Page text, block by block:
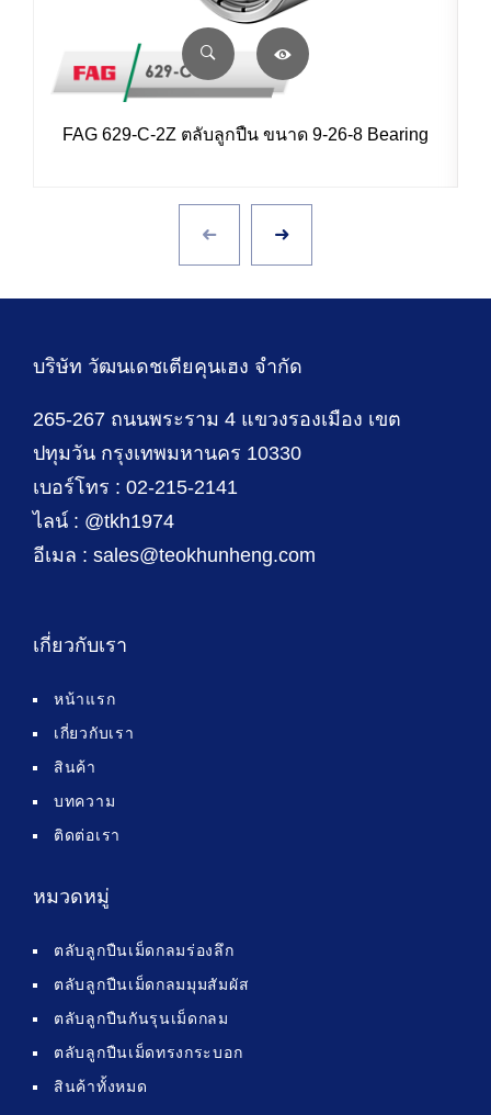
FAG 629-C-2Z ตลับลูกปืน ขนาด 9-26-8 Bearing
บริษัท วัฒนเดชเตียคุนเฮง จำกัด
265-267 ถนนพระราม 4 แขวงรองเมือง เขต
ปทุมวัน กรุงเทพมหานคร 10330
เบอร์โทร : 02-215-2141
ไลน์ : @tkh1974
อีเมล : sales@teokhunheng.com
เกี่ยวกับเรา
หน้าแรก
เกี่ยวกับเรา
สินค้า
บทความ
ติดต่อเรา
หมวดหมู่
ตลับลูกปืนเม็ดกลมร่องลึก
ตลับลูกปืนเม็ดกลมมุมสัมผัส
ตลับลูกปืนกันรุนเม็ดกลม
ตลับลูกปืนเม็ดทรงกระบอก
สินค้าทั้งหมด